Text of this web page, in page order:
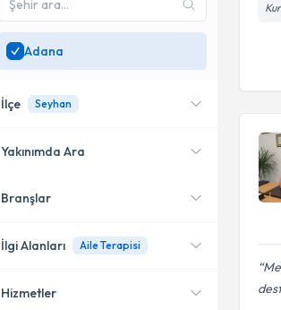
SadeceAdana
uzman ara
Adana
İlçe Seyhan
Seyhan
Çukurova
Yakınımda Ara
Konumuma yakın uzmanları
Branşlar
Psikoloji
İlgi Alanları Aile Terapisi
Hizmetler